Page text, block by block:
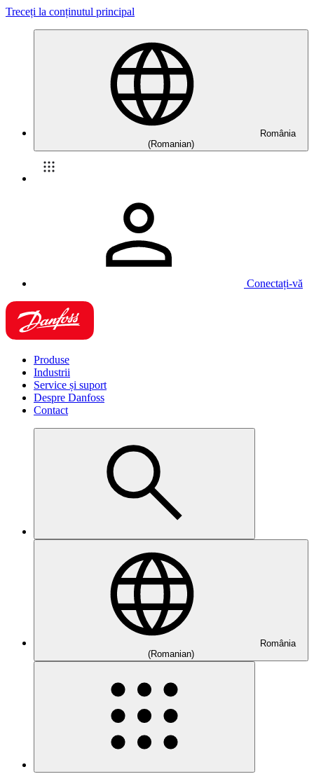
Treceți la conținutul principal
România
(Romanian)
Conectați-vă
Produse
Industrii
Service și suport
Despre Danfoss
Contact
România
(Romanian)